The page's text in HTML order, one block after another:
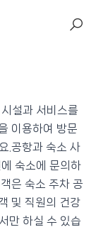
설과 서비스를
이용하여 방문
.공항과 숙소 사
숙소에 문의하
은 숙소 주차 공
및 직원의 건강
만 하실 수 있습